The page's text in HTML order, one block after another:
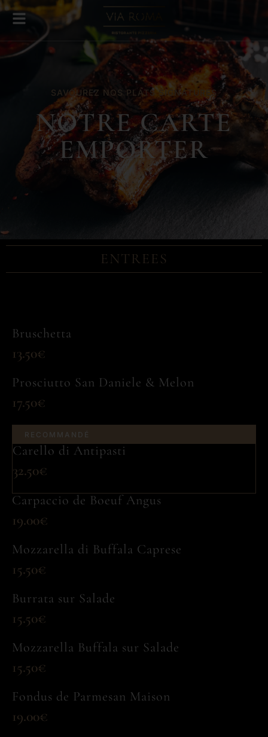
SAVOUREZ NOS PLATS SIGNATURES
NOTRE CARTE
EMPORTER
ENTREES
Bruschetta
13.50€
Prosciutto San Daniele & Melon
17.50€
RECOMMANDÉ
Carello di Antipasti
32.50€
Carpaccio de Boeuf Angus
19.00€
Mozzarella di Buffala Caprese
15.50€
Burrata sur Salade
15.50€
Mozzarella Buffala sur Salade
15.50€
Fondus de Parmesan Maison
19.00€